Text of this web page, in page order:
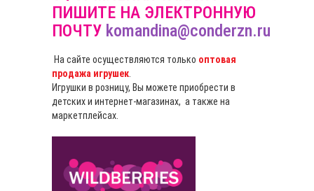
ПИШИТЕ НА ЭЛЕКТРОННУЮ
ПОЧТУ komandina@conderzn.ru
На сайте осуществляются только оптовая
продажа игрушек
Игрушки в розницу, Вы можете приобрести в
детских и интернет-магазинах, а также на
маркетплейсах.